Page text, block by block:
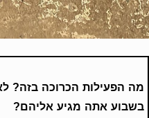
מה הפעילות הכרוכה בזה?
בשבוע אתה מגיע אליהם?